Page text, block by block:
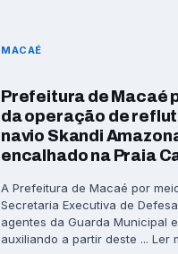
MACAÉ
Prefeitura de Macaé
da operação de
navio Skandi
encalhado na Praia
A Prefeitura de Macaé por
Secretaria Executiva de
agentes da Guarda Municipal
auxiliando a partir deste ... Ler